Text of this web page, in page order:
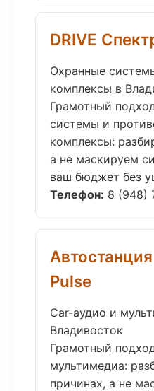
DRIVE
Охранные
комплексы в
Грамотный
системы и
комплексы:
а не маскируем
ваш бюджет без
Телефон: 8 (948)
Pulse
Car-аудио и
Владивосток
Грамотный
мультимедиа:
причинах, а не